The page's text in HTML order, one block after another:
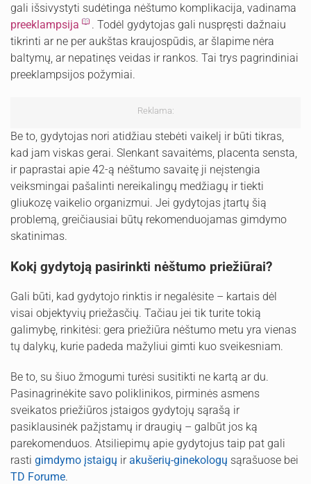
gali išsivystyti sudėtinga nėštumo komplikacija, vadinama
preeklampsija
. Todėl gydytojas gali nuspręsti dažnaiu
tikrinti ar ne per aukštas kraujospūdis, ar šlapime nėra
baltymų, ar nepatinęs veidas ir rankos. Tai trys pagrindiniai
preeklampsijos požymiai.
Reklama:
Be to, gydytojas nori atidžiau stebėti vaikelį ir būti tikras,
kad jam viskas gerai. Slenkant savaitėms, placenta sensta,
ir paprastai apie 42-ą nėštumo savaitę ji neįstengia
veiksmingai pašalinti nereikalingų medžiagų ir tiekti
gliukozę vaikelio organizmui. Jei gydytojas įtartų šią
problemą, greičiausiai būtų rekomenduojamas gimdymo
skatinimas.
Kokį gydytoją pasirinkti nėštumo priežiūrai?
Gali būti, kad gydytojo rinktis ir negalėsite – kartais dėl
visai objektyvių priežasčių. Tačiau jei tik turite tokią
galimybę, rinkitėsi: gera priežiūra nėštumo metu yra vienas
tų dalykų, kurie padeda mažyliui gimti kuo sveikesniam.
Be to, su šiuo žmogumi turėsi susitikti ne kartą ar du.
Pasinagrinėkite savo poliklinikos, pirminės asmens
sveikatos priežiūros įstaigos gydytojų sąrašą ir
pasiklausinėk pažįstamų ir draugių – galbūt jos ką
parekomenduos. Atsiliepimų apie gydytojus taip pat gali
rasti gimdymo įstaigų irakušerių-ginekologų sąrašuose bei
TD Forume.